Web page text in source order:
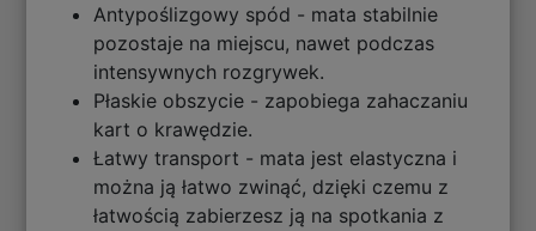
Antypoślizgowy spód - mata stabilnie
pozostaje na miejscu, nawet podczas
intensywnych rozgrywek.
Płaskie obszycie - zapobiega zahaczaniu
kart o krawędzie.
Łatwy transport - mata jest elastyczna i
można ją łatwo zwinąć, dzięki czemu z
łatwością zabierzesz ją na spotkania z